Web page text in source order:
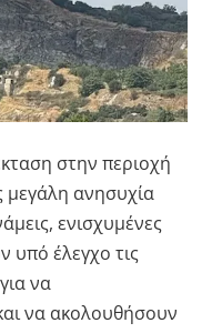
στην περιοχή
μεγάλη ανησυχία
ενισχυμένες
υπό έλεγχο τις
να
να ακολουθήσουν